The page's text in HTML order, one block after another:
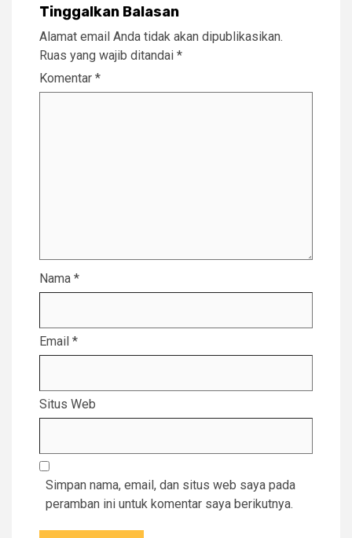
Tinggalkan Balasan
Alamat email Anda tidak akan dipublikasikan.
Ruas yang wajib ditandai *
Komentar *
Nama *
Email *
Situs Web
Simpan nama, email, dan situs web saya pada
peramban ini untuk komentar saya berikutnya.